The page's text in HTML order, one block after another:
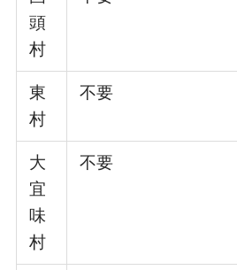
頭
村
東
村
不要
大
宜
味
村
不要